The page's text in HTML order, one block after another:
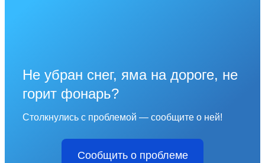
Не убран снег, яма на дороге, не
горит фонарь?
Столкнулись с проблемой — сообщите о ней!
Сообщить о проблеме